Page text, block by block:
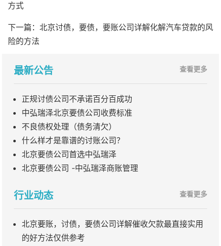
方式
下一篇： 北京讨债，要债，要账公司详解化解汽车贷款的风
险的方法
最新公告 查看更多
正规讨债公司不承诺百分百成功
中弘瑞泽北京要债公司收费标准
不良债权处理（债务清欠）
什么样才是靠谱的讨账公司？
北京要债公司首选中弘瑞泽
北京要债公司 -中弘瑞泽商账管理
行业动态 查看更多
北京要账，讨债，要债公司详解催收欠款最直接实用
的好方法仅供参考